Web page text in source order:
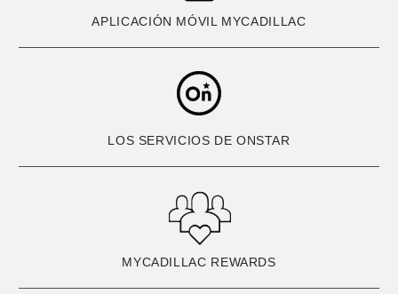
APLICACIÓN MÓVIL MYCADILLAC
LOS SERVICIOS DE ONSTAR
MYCADILLAC REWARDS